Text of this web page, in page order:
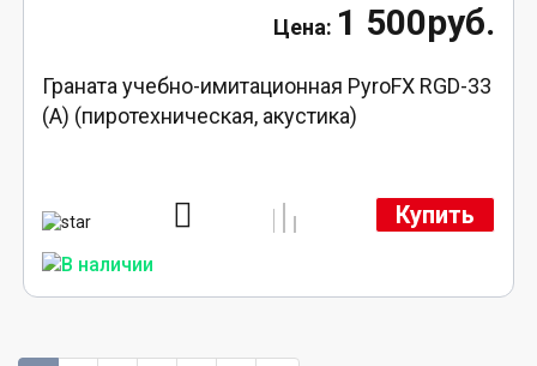
1 500руб.
Граната учебно-имитационная PyroFX RGD-33
(A) (пиротехническая, акустика)
Купить